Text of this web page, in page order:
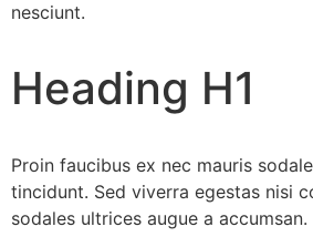
nesciunt.
Heading H1
Proin faucibus ex nec mauris
tincidunt. Sed viverra egestas nisi
sodales ultrices augue a accumsan.